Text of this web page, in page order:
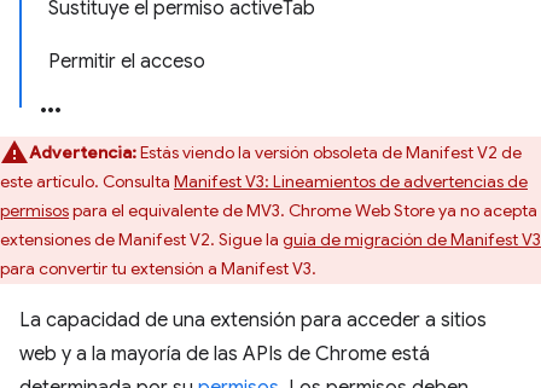
Sustituye el permiso activeTab
Permitir el acceso
Advertencia:Estás viendo la versión obsoleta de Manifest V2 de
este artículo. Consulta Manifest V3: Lineamientos de advertencias de
permisospara el equivalente de MV3. Chrome Web Store ya no acepta
extensiones de Manifest V2. Sigue la guía de migración de Manifest V3
para convertir tu extensión a Manifest V3.
La capacidad de una extensión para acceder a sitios
web y a la mayoría de las APIs de Chrome está